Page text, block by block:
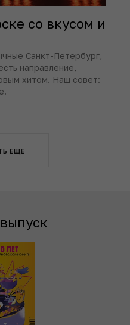
со вкусом и
Санкт-Петербург,
направление,
хитом. Наш совет:
ЕЩЕ